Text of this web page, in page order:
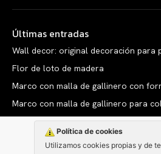
Política de cookies
Utilizamos cookies propias y de
Últimas entradas
Wall decor: original decoración para
Flor de loto de madera
Marco con malla de gallinero con
Marco con malla de gallinero para